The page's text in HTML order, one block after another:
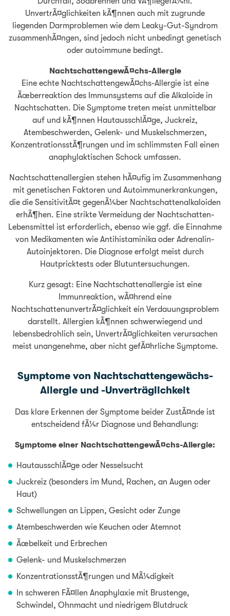
UnvertrÃ¤glichkeiten kÃ¶nnen auch mit zugrunde
liegenden Darmproblemen wie dem Leaky-Gut-Syndrom
zusammenhÃ¤ngen, sind jedoch nicht unbedingt genetisch
oder autoimmune bedingt.
NachtschattengewÃ¤chs-Allergie
Eine echte NachtschattengewÃ¤chs-Allergie ist eine
Ãœberreaktion des Immunsystems auf die Alkaloide in
Nachtschatten. Die Symptome treten meist unmittelbar
auf und kÃ¶nnen HautausschlÃ¤ge, Juckreiz,
Atembeschwerden, Gelenk- und Muskelschmerzen,
KonzentrationsstÃ¶rungen und im schlimmsten Fall einen
anaphylaktischen Schock umfassen.
Nachtschattenallergien stehen hÃ¤ufig im Zusammenhang
mit genetischen Faktoren und Autoimmunerkrankungen,
die die SensitivitÃ¤t gegenÃ¼ber Nachtschattenalkaloiden
erhÃ¶hen. Eine strikte Vermeidung der Nachtschatten-
Lebensmittel ist erforderlich, ebenso wie ggf. die Einnahme
von Medikamenten wie Antihistaminika oder Adrenalin-
Autoinjektoren. Die Diagnose erfolgt meist durch
Hautpricktests oder Blutuntersuchungen.
Kurz gesagt: Eine Nachtschattenallergie ist eine
Immunreaktion, wÃ¤hrend eine
NachtschattenunvertrÃ¤glichkeit ein Verdauungsproblem
darstellt. Allergien kÃ¶nnen schwerwiegend und
lebensbedrohlich sein, UnvertrÃ¤glichkeiten verursachen
meist unangenehme, aber nicht gefÃ¤hrliche Symptome.
Symptome von Nachtschattengewächs-
Allergie und -Unverträglichkeit
Das klare Erkennen der Symptome beider ZustÃ¤nde ist
entscheidend fÃ¼r Diagnose und Behandlung:
Symptome einer NachtschattengewÃ¤chs-Allergie:
HautausschlÃ¤ge oder Nesselsucht
Juckreiz (besonders im Mund, Rachen, an Augen oder
Haut)
Schwellungen an Lippen, Gesicht oder Zunge
Atembeschwerden wie Keuchen oder Atemnot
Ãœbelkeit und Erbrechen
Gelenk- und Muskelschmerzen
KonzentrationsstÃ¶rungen und MÃ¼digkeit
In schweren FÃ¤llen Anaphylaxie mit Brustenge,
Schwindel, Ohnmacht und niedrigem Blutdruck